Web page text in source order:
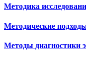
Методика
Методические
Методы диагностики